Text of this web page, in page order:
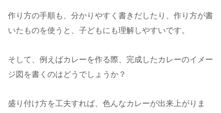
作り方の手順も、分かりやすく書きだしたり、作り方が書
いたものを使うと、子どもにも理解しやすいです。
そして、例えばカレーを作る際、完成したカレーのイメー
ジ図を書くのはどうでしょうか？
盛り付け方を工夫すれば、色んなカレーが出来上がりま